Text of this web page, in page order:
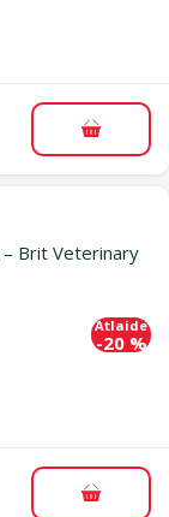
Brit Veterinary
Atlaide
-20 %